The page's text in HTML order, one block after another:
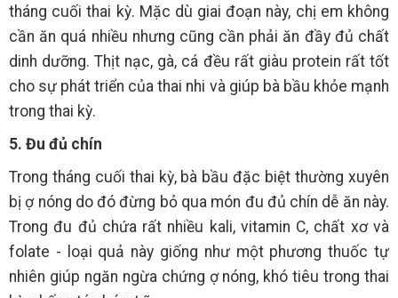
tháng cuối thai kỳ. Mặc dù giai đoạn này, chị em không
cần ăn quá nhiều nhưng cũng cần phải ăn đầy đủ chất
dinh dưỡng. Thịt nạc, gà, cá đều rất giàu protein rất tốt
cho sự phát triển của thai nhi và giúp bà bầu khỏe mạnh
trong thai kỳ.
5. Đu đủ chín
Trong tháng cuối thai kỳ, bà bầu đặc biệt thường xuyên
bị ợ nóng do đó đừng bỏ qua món đu đủ chín dễ ăn này.
Trong đu đủ chứa rất nhiều kali, vitamin C, chất xơ và
folate - loại quả này giống như một phương thuốc tự
nhiên giúp ngăn ngừa chứng ợ nóng, khó tiêu trong thai